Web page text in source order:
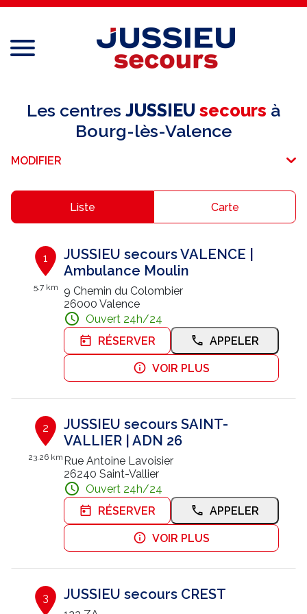
Menu
Réseau national
Services aux professionnels
E-paiement
Une question ?
Nous contacter
Trouver un centre JUSSIEU
Les centres JUSSIEU secours à
Bourg-lès-Valence
MODIFIER
Liste Carte
1
5.7 km
JUSSIEU secours VALENCE |
Ambulance Moulin
9 Chemin du Colombier
26000 Valence
Ouvert 24h/24
RÉSERVER
APPELER
VOIR PLUS
2
23.26 km
JUSSIEU secours SAINT-
VALLIER | ADN 26
Rue Antoine Lavoisier
26240 Saint-Vallier
Ouvert 24h/24
RÉSERVER
APPELER
VOIR PLUS
3 JUSSIEU secours CREST